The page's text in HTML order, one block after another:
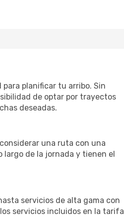
planificar tu arribo. Sin
de optar por trayectos
deseadas.
una ruta con una
largo de la jornada y tienen el
servicios de alta gama con
servicios incluidos en la tarifa